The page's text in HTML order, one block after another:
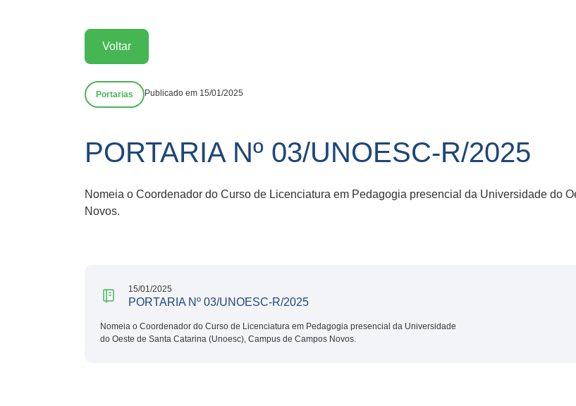
Voltar
Portarias Publicado em 15/01/2025
PORTARIA Nº 03/UNOESC-R/2025
Nomeia o Coordenador do Curso de Licenciatura em Pedagogia presencial da Universidade do
Novos.
15/01/2025
PORTARIA Nº 03/UNOESC-R/2025
Nomeia o Coordenador do Curso de Licenciatura em Pedagogia presencial da Universidade
do Oeste de Santa Catarina (Unoesc), Campus de Campos Novos.